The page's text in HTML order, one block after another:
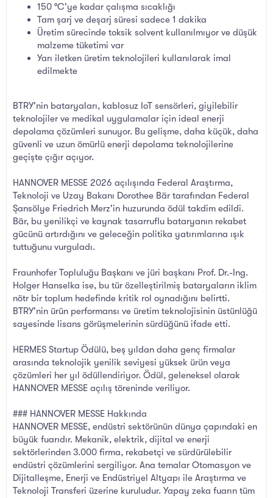
150 °C'ye kadar çalışma sıcaklığı
Tam şarj ve deşarj süresi sadece 1 dakika
Üretim sürecinde toksik solvent kullanılmıyor ve düşük
malzeme tüketimi var
Yarı iletken üretim teknolojileri kullanılarak imal
edilmekte
BTRY'nin bataryaları, kablosuz IoT sensörleri, giyilebilir
teknolojiler ve medikal uygulamalar için ideal enerji
depolama çözümleri sunuyor. Bu gelişme, daha küçük, daha
güvenli ve uzun ömürlü enerji depolama teknolojilerine
geçişte çığır açıyor.
HANNOVER MESSE 2026 açılışında Federal Araştırma,
Teknoloji ve Uzay Bakanı Dorothee Bär tarafından Federal
Şansölye Friedrich Merz'in huzurunda ödül takdim edildi.
Bär, bu yenilikçi ve kaynak tasarruflu bataryanın rekabet
gücünü artırdığını ve geleceğin politika yatırımlarına ışık
tuttuğunu vurguladı.
Fraunhofer Topluluğu Başkanı ve jüri başkanı Prof. Dr.-Ing.
Holger Hanselka ise, bu tür özelleştirilmiş bataryaların iklim
nötr bir toplum hedefinde kritik rol oynadığını belirtti.
BTRY'nin ürün performansı ve üretim teknolojisinin üstünlüğü
sayesinde lisans görüşmelerinin sürdüğünü ifade etti.
HERMES Startup Ödülü, beş yıldan daha genç firmalar
arasında teknolojik yenilik seviyesi yüksek ürün veya
çözümleri her yıl ödüllendiriyor. Ödül, geleneksel olarak
HANNOVER MESSE açılış töreninde veriliyor.
### HANNOVER MESSE Hakkında
HANNOVER MESSE, endüstri sektörünün dünya çapındaki en
büyük fuarıdır. Mekanik, elektrik, dijital ve enerji
sektörlerinden 3.000 firma, rekabetçi ve sürdürülebilir
endüstri çözümlerini sergiliyor. Ana temalar Otomasyon ve
Dijitalleşme, Enerji ve Endüstriyel Altyapı ile Araştırma ve
Teknoloji Transferi üzerine kuruludur. Yapay zeka fuarın tüm